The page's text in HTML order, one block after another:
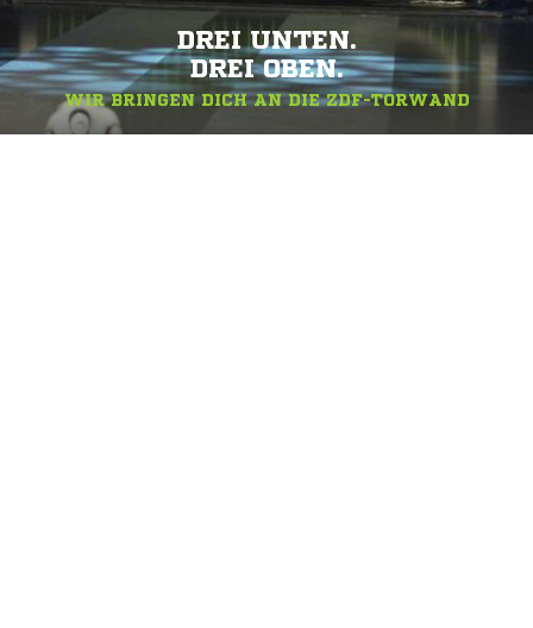
DREI UNTEN.
DREI OBEN.
WIR BRINGEN DICH AN DIE ZDF-TORWAND